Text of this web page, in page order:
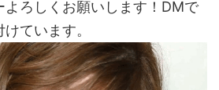
よろしくお願いします！DMで
ています。